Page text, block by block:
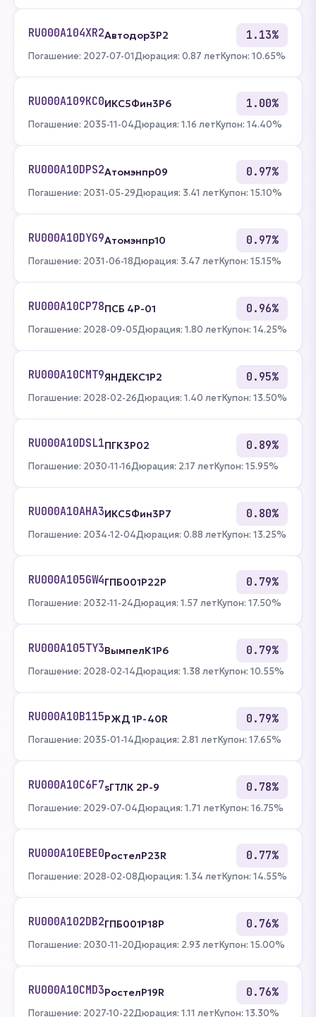
RU000A104XR2Автодор3Р2 1.13%
Погашение: 2027-07-01Дюрация: 0.87 летКупон: 10.65%
RU000A109KC0ИКС5Фин3P6 1.00%
Погашение: 2035-11-04Дюрация: 1.16 летКупон: 14.40%
RU000A10DPS2Атомэнпр09 0.97%
Погашение: 2031-05-29Дюрация: 3.41 летКупон: 15.10%
RU000A10DYG9Атомэнпр10 0.97%
Погашение: 2031-06-18Дюрация: 3.47 летКупон: 15.15%
RU000A10CP78ПСБ 4P-01 0.96%
Погашение: 2028-09-05Дюрация: 1.80 летКупон: 14.25%
RU000A10CMT9ЯНДЕКС1Р2 0.95%
Погашение: 2028-02-26Дюрация: 1.40 летКупон: 13.50%
RU000A10DSL1ПГК3Р02 0.89%
Погашение: 2030-11-16Дюрация: 2.17 летКупон: 15.95%
RU000A10AHA3ИКС5Фин3P7 0.80%
Погашение: 2034-12-04Дюрация: 0.88 летКупон: 13.25%
RU000A105GW4ГПБ001P22P 0.79%
Погашение: 2032-11-24Дюрация: 1.57 летКупон: 17.50%
RU000A105TY3ВымпелК1Р6 0.79%
Погашение: 2028-02-14Дюрация: 1.38 летКупон: 10.55%
RU000A10B115РЖД 1Р-40R 0.79%
Погашение: 2035-01-14Дюрация: 2.81 летКупон: 17.65%
RU000A10C6F7sГТЛК 2P-9 0.78%
Погашение: 2029-07-04Дюрация: 1.71 летКупон: 16.75%
RU000A10EBE0РостелP23R 0.77%
Погашение: 2028-02-08Дюрация: 1.34 летКупон: 14.55%
RU000A102DB2ГПБ001P18P 0.76%
Погашение: 2030-11-20Дюрация: 2.93 летКупон: 15.00%
RU000A10CMD3РостелP19R 0.76%
Погашение: 2027-10-22Дюрация: 1.11 летКупон: 13.30%